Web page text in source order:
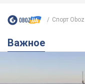
Спорт Oboz
Важное